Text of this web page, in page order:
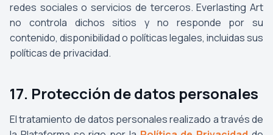
redes sociales o servicios de terceros. Everlasting Art
no controla dichos sitios y no responde por su
contenido, disponibilidad o políticas legales, incluidas sus
políticas de privacidad.
17. Protección de datos personales
El tratamiento de datos personales realizado a través de